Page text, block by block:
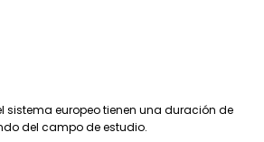
sistema europeo tienen una duración de
del campo de estudio.